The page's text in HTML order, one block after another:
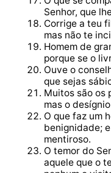
Senhor, que
Corrige a teu
mas não te
Homem de
porque se o
Ouve o
que sejas
Muitos são os
mas o
O que faz um
benignidade;
mentiroso.
O temor do
aquele que o